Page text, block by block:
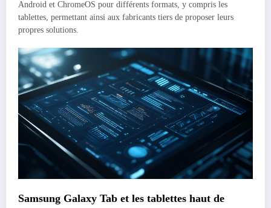
Android et ChromeOS pour différents formats, y compris les
tablettes, permettant ainsi aux fabricants tiers de proposer leurs
propres solutions.
Samsung Galaxy Tab et les tablettes haut de